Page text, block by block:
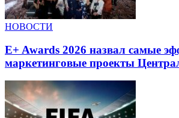
НОВОСТИ
E+ Awards 2026 назвал самые
маркетинговые проекты